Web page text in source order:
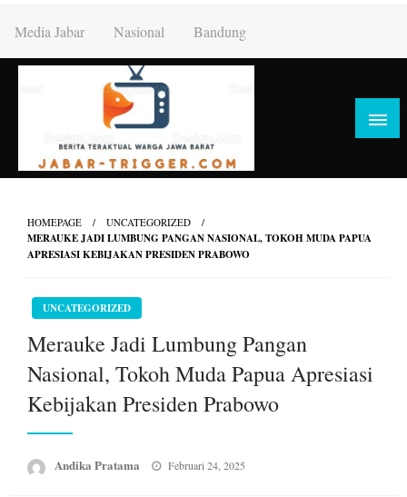
content
Media Jabar Nasional Bandung
HOMEPAGE UNCATEGORIZED
MERAUKE JADI LUMBUNG PANGAN NASIONAL, TOKOH MUDA PAPUA
APRESIASI KEBIJAKAN PRESIDEN PRABOWO
UNCATEGORIZED
Merauke Jadi Lumbung Pangan
Nasional, Tokoh Muda Papua Apresiasi
Kebijakan Presiden Prabowo
Andika Pratama
Posted
Februari 24, 2025